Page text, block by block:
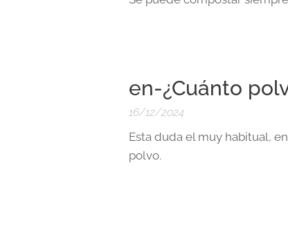
en-¿Cuánto
16/12/2024
Esta duda el muy habitual,
polvo.